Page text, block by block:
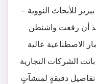
للأبحاث النووية –
أن رفعت واشنطن
الاصطناعية عالية
باتت الشركات التجارية
دقيقةٍ لمنشآتٍ